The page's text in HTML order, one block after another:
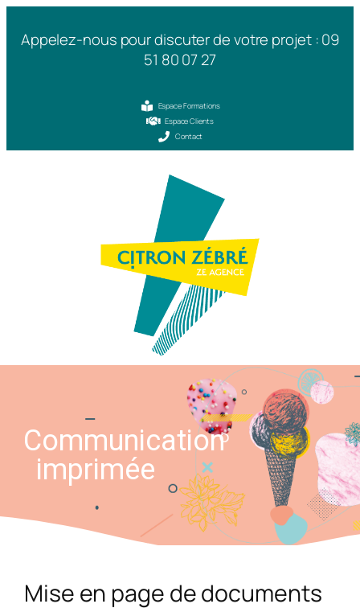
Appelez-nous pour discuter de votre projet : 09
51 80 07 27
Espace Formations
Espace Clients
Contact
Communication
imprimée
Mise en page de documents